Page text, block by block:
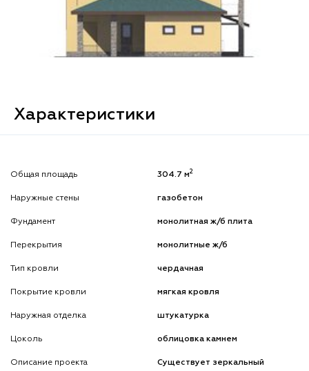
Характеристики
Общая площадь 304.7 м2
Наружные стены газобетон
Фундамент монолитная ж/б плита
Перекрытия монолитные ж/б
Тип кровли чердачная
Покрытие кровли мягкая кровля
Наружная отделка штукатурка
Цоколь облицовка камнем
Описание проекта
Существует зеркальный